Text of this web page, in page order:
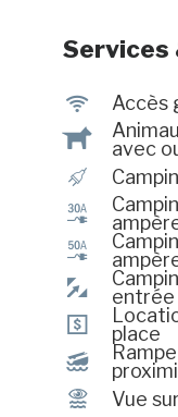
Services
J Accès
Â
avec
é
v
u
Ñ
ö
place
M
Ï Vue